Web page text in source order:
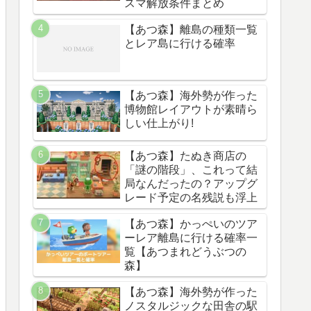
スマ解放条件まとめ
【あつ森】離島の種類一覧
とレア島に行ける確率
【あつ森】海外勢が作った
博物館レイアウトが素晴ら
しい仕上がり!
【あつ森】たぬき商店の
「謎の階段」、これって結
局なんだったの？アップグ
レード予定の名残説も浮上
【あつ森】かっぺいのツア
ーレア離島に行ける確率一
覧【あつまれどうぶつの
森】
【あつ森】海外勢が作った
ノスタルジックな田舎の駅